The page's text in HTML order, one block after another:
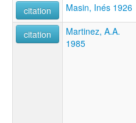
citation
Masin, Inés 1926
citation
Martinez, A.A.
1985